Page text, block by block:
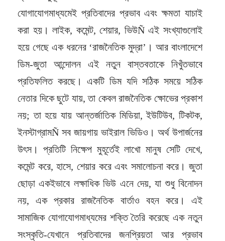
যোগাযোগমাধ্যমেই প্রতিবাদের প্রভাব এবং ক্ষমতা যাচাই
করা হয়। লাইক, কমেন্ট, শেয়ার, ভিউÑ এই সংখ্যাগুলোই
হয়ে গেছে এক ধরনের ‘রাজনৈতিক মুদ্রা’। আর বাংলাদেশে
ডিম-জুতা আন্দোলন এই নতুন বাস্তবতাকে নিখুঁতভাবে
প্রতিফলিত করছে। একটি ডিম যদি সঠিক সময়ে সঠিক
নেতার দিকে ছুটে যায়, তা কেবল রাজনৈতিক ক্ষোভের প্রকাশ
নয়; তা হয়ে যায় আন্তর্জাতিক মিডিয়া, ইউটিউব, টিকটক,
ইনস্টাগ্রামÑ সব জায়গায় ভাইরাল ভিডিও। অর্থ উপার্জনের
উৎস। প্রতিটি নিক্ষেপ মুহূর্তেই লাখো মানুষ সেটি দেখে,
কমেন্ট করে, হাসে, শেয়ার করে এবং সমালোচনা করে। জুতা
ছোড়া একইভাবে লক্ষাধিক ভিউ এনে দেয়, যা শুধু বিনোদন
নয়, এক প্রকার রাজনৈতিক বার্তাও বহন করে। এই
সামাজিক যোগাযোগমাধ্যমের শক্তি তৈরি করেছে এক নতুন
সংস্কৃতি-যেখানে প্রতিবাদের জনপ্রিয়তা আর প্রভাব